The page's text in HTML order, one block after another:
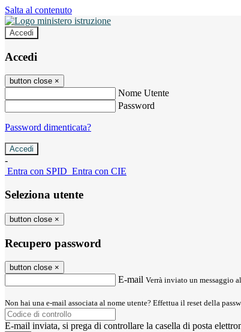
Salta al contenuto
Accedi
Accedi
button close ×
Nome Utente
Password
Password dimenticata?
-
Entra con SPID Entra con CIE
Seleziona utente
button close ×
Recupero password
button close ×
E-mail Verrà inviato un messaggio
Non hai una e-mail associata al nome utente? Effettua il reset della
E-mail inviata, si prega di controllare la casella di posta